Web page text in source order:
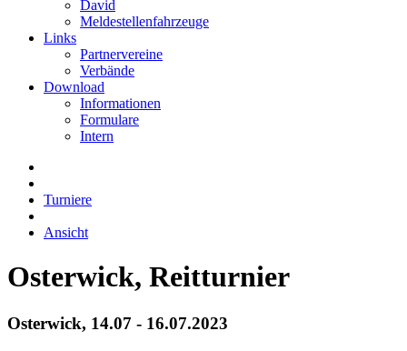
David
Meldestellenfahrzeuge
Links
Partnervereine
Verbände
Download
Informationen
Formulare
Intern
Turniere
Ansicht
Osterwick, Reitturnier
Osterwick, 14.07 - 16.07.2023